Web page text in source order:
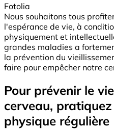
Fotolia
Nous souhaitons tous
l'espérance de vie, à
physiquement et
grandes maladies a
la prévention du
faire pour empêcher notre
Pour prévenir le
cerveau,
physique régulière